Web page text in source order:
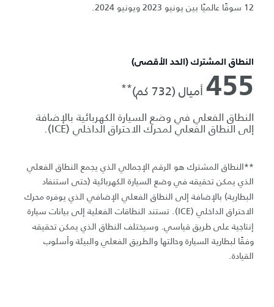
12 سوقًا عالميًا بين يونيو 2023 ويونيو 2024.
النطاق المشترك (الحد الأقصى)
455أميال (732 كم) **
النطاق الفعلي في وضع السيارة الكهربائية بالإضافة
إلى النطاق الفعلي لمحرك الاحتراق الداخلي (ICE).
**النطاق المشترك هو الرقم الإجمالي الذي يجمع النطاق الفعلي
الذي يمكن تحقيقه في وضع السيارة الكهربائية (حتى استنفاد
البطارية) بالإضافة إلى النطاق الفعلي الإضافي الذي يوفره محرك
الاحتراق الداخلي (ICE). تستند النطاقات الفعلية إلى بيانات سيارة
إنتاجية على طريق قياسي. وسيختلف النطاق الذي يمكن تحقيقه
وفقًا لبطارية السيارة وحالتها والطريق الفعلي والبيئة وأسلوب
القيادة.